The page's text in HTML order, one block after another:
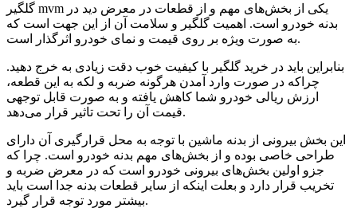
گلگیر mvm یکی از بخش‌های مهم و از قطعات در معرض دید در
بدنه خودرو است. اهمیت گلگیر و سلامت آن از این جهت است که
به صورت ویژه بر روی قیمت و نمای خودرو اثرگذار است.
بنابراین باید در خرید گلگیر با کیفیت خوب دقت زیادی به خرج دهید.
چراکه در صورت وارد آمدن هرگونه ضربه و لکه به این قطعه،
ارزش ریالی خودرو شما کاهش یافته و به صورت قابل توجهی
قیمت آن را تحت تاثیر قرار می‌دهد.
این بخش بیرونی از بدنه ماشین با توجه به محل قرارگیری آن دارای
طراحی خاصی بوده و از بخش‌های مهم بدنه خودرو است. چرا که
جزو اولین بخش‌های بیرونی خودرو است که در معرض ضربه و
تخریب قرار دارد و بعلت اینکه از سایر قطعات بدنه جدا است باید
بیشتر مورد توجه قرار گیرد.